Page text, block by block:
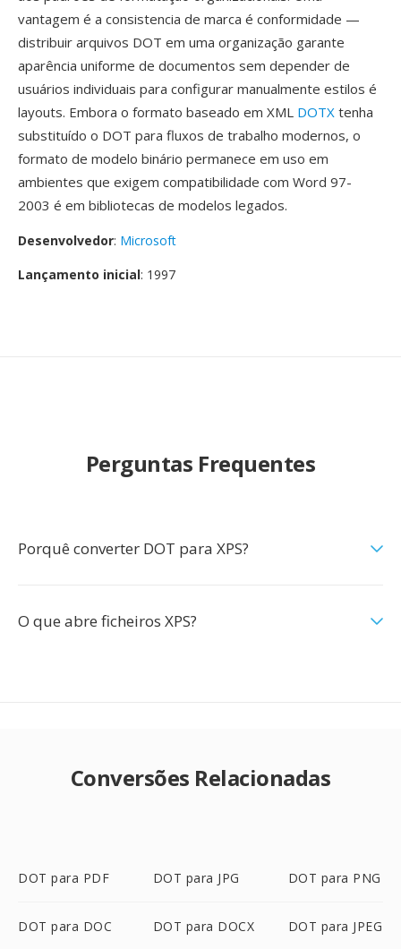
vantagem é a consistencia de marca é conformidade —
distribuir arquivos DOT em uma organização garante
aparência uniforme de documentos sem depender de
usuários individuais para configurar manualmente estilos é
layouts. Embora o formato baseado em XML DOTX tenha
substituído o DOT para fluxos de trabalho modernos, o
formato de modelo binário permanece em uso em
ambientes que exigem compatibilidade com Word 97-
2003 é em bibliotecas de modelos legados.
Desenvolvedor: Microsoft
Lançamento inicial: 1997
Perguntas Frequentes
Porquê converter DOT para XPS?
O que abre ficheiros XPS?
Conversões Relacionadas
DOT para PDF DOT para JPG DOT para PNG
DOT para DOC DOT para DOCX DOT para JPEG